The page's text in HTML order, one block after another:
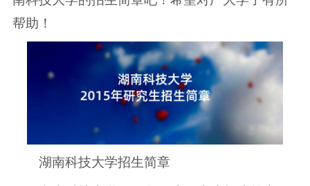
帮助！
湖南科技大学招生简章